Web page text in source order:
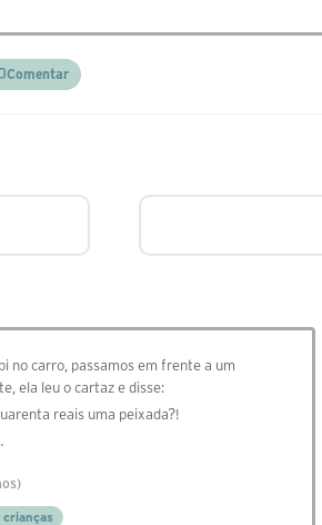
Comentar
no carro, passamos em frente a um
ela leu o cartaz e disse:
reais uma peixada?!
crianças